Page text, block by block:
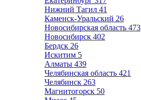
Нижний Тагил 41
Каменск-Уральский 26
Новосибирская область 473
Новосибирск 402
Бердск 26
Искитим 5
Алматы 439
Челябинская область 421
Челябинск 263
Магнитогорск 50